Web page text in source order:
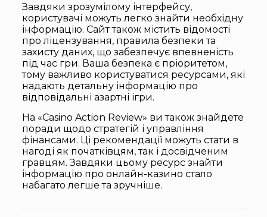
Завдяки зрозумілому інтерфейсу,
користувачі можуть легко знайти необхідну
інформацію. Сайт також містить відомості
про ліцензування, правила безпеки та
захисту даних, що забезпечує впевненість
під час гри. Ваша безпека є пріоритетом,
тому важливо користуватися ресурсами, які
надають детальну інформацію про
відповідальні азартні ігри.
На «Casino Action Review» ви також знайдете
поради щодо стратегій і управління
фінансами. Ці рекомендації можуть стати в
нагоді як початківцям, так і досвідченим
гравцям. Завдяки цьому ресурс знайти
інформацію про онлайн-казино стало
набагато легше та зручніше.